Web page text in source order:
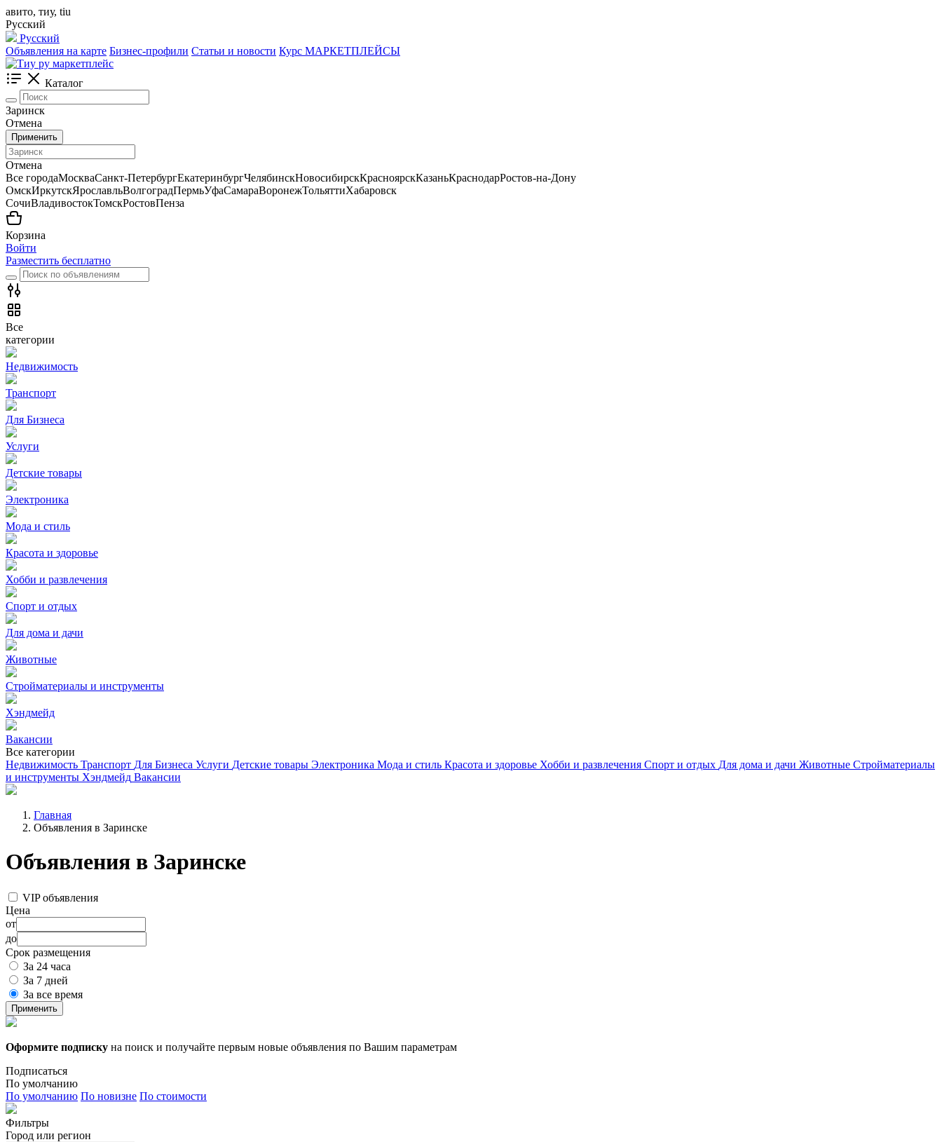
авито, тиу, tiu
Русский
Русский
Объявления на карте Бизнес-профили Статьи и новости Курс МАРКЕТПЛЕЙСЫ
Каталог
Заринск
Отмена
Применить
Отмена
Все городаМоскваСанкт-ПетербургЕкатеринбургЧелябинскНовосибирскКрасноярскКазаньКраснодарРостов-на-Дону
ОмскИркутскЯрославльВолгоградПермьУфаСамараВоронежТольяттиХабаровск
СочиВладивостокТомскРостовПенза
Корзина
Войти
Разместить бесплатно
Все
категории
Недвижимость
Транспорт
Для Бизнеса
Услуги
Детские товары
Электроника
Мода и стиль
Красота и здоровье
Хобби и развлечения
Спорт и отдых
Для дома и дачи
Животные
Стройматериалы и инструменты
Хэндмейд
Вакансии
Все категории
Недвижимость Транспорт Для Бизнеса Услуги Детские товары Электроника Мода и стиль Красота и здоровье Хобби и развлечения Спорт и отдых Для дома и дачи Животные Стройматериалы
и инструменты Хэндмейд Вакансии
Главная
Объявления в Заринске
Объявления в Заринске
VIP объявления
Цена
от
до
Срок размещения
За 24 часа
За 7 дней
За все время
Применить
Оформите подписку на поиск и получайте первым новые объявления по Вашим параметрам
Подписаться
По умолчанию
По умолчанию По новизне По стоимости
Фильтры
Город или регион